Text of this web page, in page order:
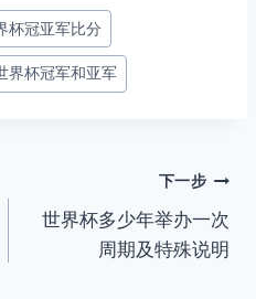
杯冠亚军比分
界杯冠军和亚军
下一步
世界杯多少年举办一次
周期及特殊说明